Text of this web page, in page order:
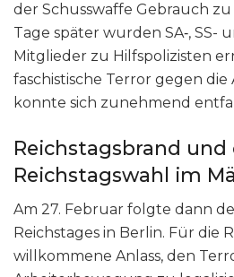
der Schusswaffe Gebrauch
Tage später wurden SA‑, SS-
Mitglieder zu Hilfspolizisten
faschistische Terror gegen
konnte sich zunehmend
Reichstagsbrand und
Reichstagswahl im
Am 27. Februar folgte dann
Reichstages in Berlin. Für die
willkommene Anlass, den